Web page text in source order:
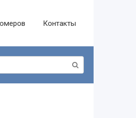
Контакты